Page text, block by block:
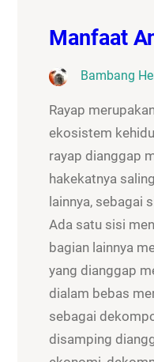
Manfaat
Bambang
Rayap
ekosistem
rayap dianggap
hakekatnya
lainnya, sebagai
Ada satu sisi
bagian lainnya
yang dianggap
dialam bebas
sebagai
disamping